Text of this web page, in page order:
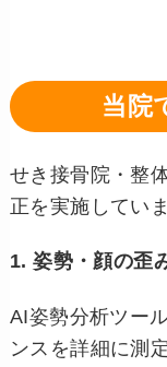
当院
せき接骨院・整
正を実施していま
1. 姿勢・顔の歪
AI姿勢分析ツー
ンスを詳細に測